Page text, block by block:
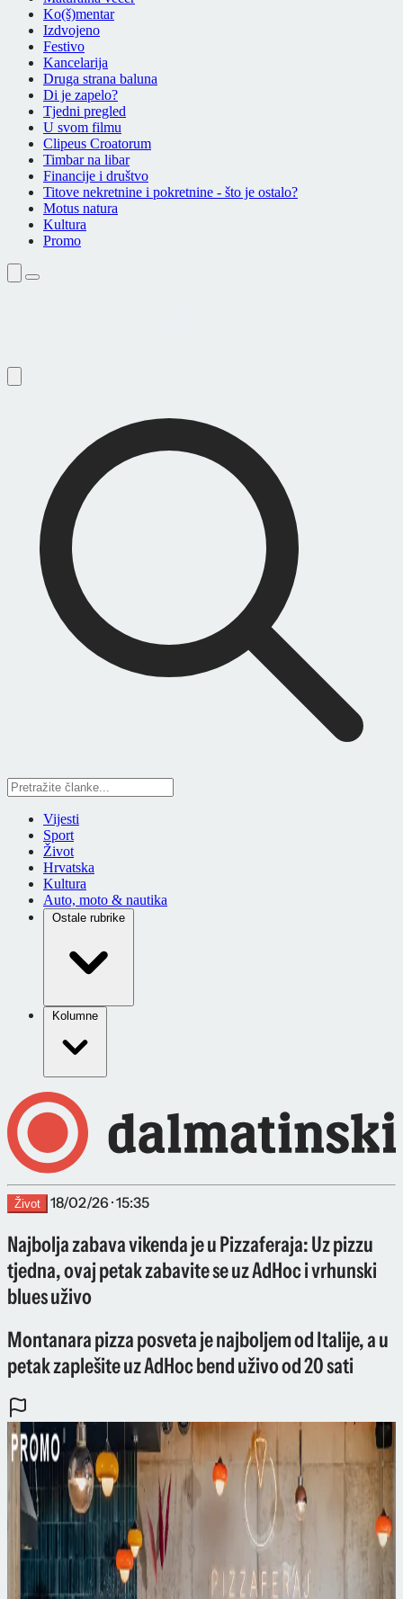
Ko(š)mentar
Izdvojeno
Festivo
Kancelarija
Druga strana baluna
Di je zapelo?
Tjedni pregled
U svom filmu
Clipeus Croatorum
Timbar na libar
Financije i društvo
Titove nekretnine i pokretnine - što je ostalo?
Motus natura
Kultura
Promo
Vijesti
Sport
Život
Hrvatska
Kultura
Auto, moto & nautika
Ostale rubrike
Kolumne
Život 18/02/26 · 15:35
Najbolja zabava vikenda je u Pizzaferaja: Uz pizzu
tjedna, ovaj petak zabavite se uz AdHoc i vrhunski
blues uživo
Montanara pizza posveta je najboljem od Italije, a u
petak zaplešite uz AdHoc bend uživo od 20 sati